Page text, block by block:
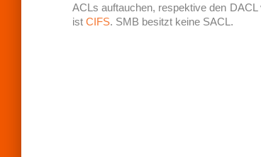
ACLs auftauchen, respektive den
ist CIFS. SMB besitzt keine SACL.